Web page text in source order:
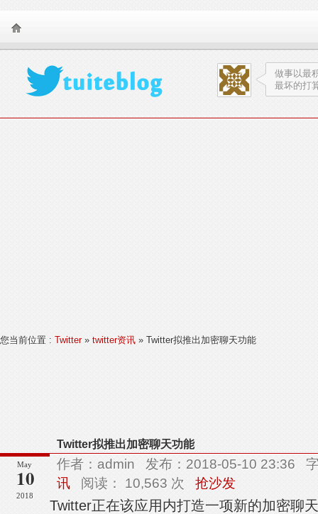
做事以最
最坏的打
您当前位置 : Twitter» twitter资讯 » Twitter拟推出加密聊天功能
May
10
2018
Twitter拟推出加密聊天功能
作者：admin 发布：2018-05-10 23:36
讯 阅读： 10,563 次 抢沙发
Twitter正在该应用内打造一项新的加密聊